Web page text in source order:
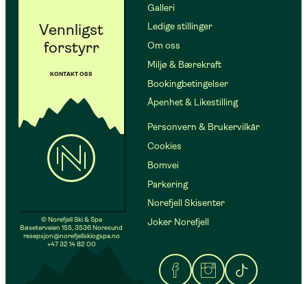
Vennligst
forstyrr
KONTAKT OSS
© Norefjell Ski & Spa
Bøseterveien 155, 3536 Noresund
resepsjon@norefjellskiogspa.no
+47 32 14 82 00
Galleri
Ledige stillinger
Om oss
Miljø & Bærekraft
Bookingbetingelser
Åpenhet & Likestilling
Personvern & Brukervilkår
Cookies
Bomvei
Parkering
Norefjell Skisenter
Joker Norefjell